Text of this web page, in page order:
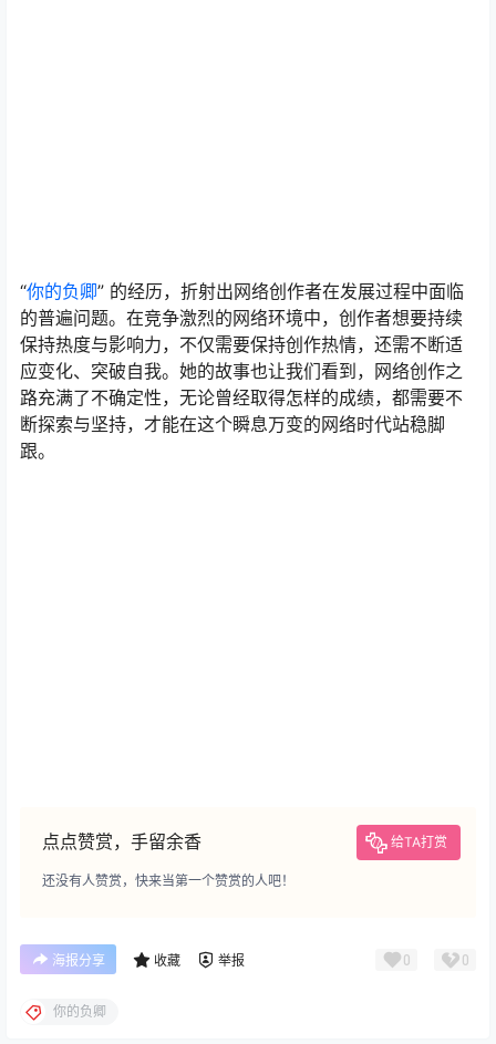
“你的负卿” 的经历，折射出网络创作者在发展过程中面临
的普遍问题。在竞争激烈的网络环境中，创作者想要持续
保持热度与影响力，不仅需要保持创作热情，还需不断适
应变化、突破自我。她的故事也让我们看到，网络创作之
路充满了不确定性，无论曾经取得怎样的成绩，都需要不
断探索与坚持，才能在这个瞬息万变的网络时代站稳脚
跟。
点点赞赏，手留余香 给TA打赏
还没有人赞赏，快来当第一个赞赏的人吧！
海报分享 收藏 举报 0 0
你的负卿